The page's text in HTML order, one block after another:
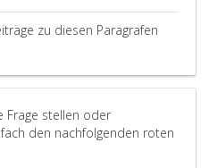
zu diesen Paragrafen
Frage stellen oder
den nachfolgenden roten